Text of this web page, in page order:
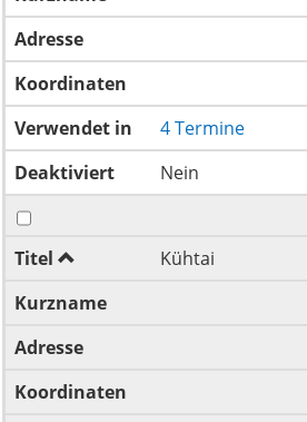
Adresse
Koordinaten
Verwendet in
4 Termine
Deaktiviert
Nein
Titel
Kühtai
Kurzname
Adresse
Koordinaten